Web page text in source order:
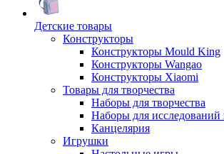
Детские товары
Конструкторы
Конструкторы Mould King
Конструкторы Wangao
Конструкторы Xiaomi
Товары для творчества
Наборы для творчества
Наборы для исследований
Канцелярия
Игрушки